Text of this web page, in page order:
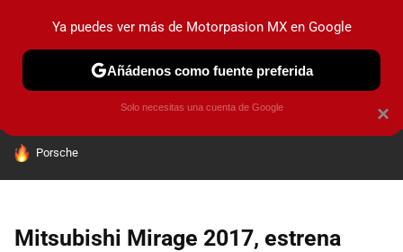
PRUEBAS INDUSTRIA HOY NO CIRCULA
HOY SE HABLA DE
Porsche
Mitsubishi Mirage 2017, estrena
×
Ya puedes ver más de Motorpasion MX en Google
Añádenos como fuente preferida
Solo necesitas una cuenta de Google